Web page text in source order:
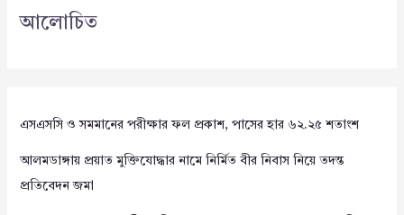
আলোচিত
এসএসসি ও সমমানের পরীক্ষার ফল প্রকাশ, পাসের হার ৬২.২৫ শতাংশ
আলমডাঙ্গায় প্রয়াত মুক্তিযোদ্ধার নামে নির্মিত বীর নিবাস নিয়ে তদন্ত
প্রতিবেদন জমা